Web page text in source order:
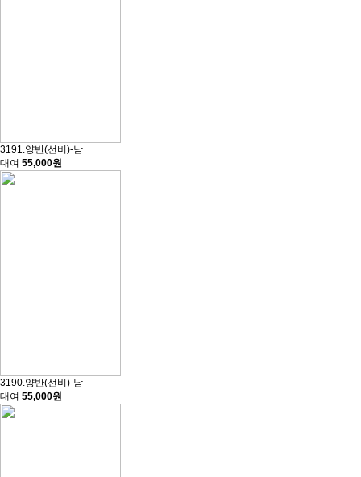
3191.양반(선비)-남
대여 55,000원
3190.양반(선비)-남
대여 55,000원